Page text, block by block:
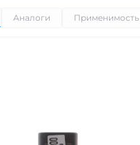
Аналоги Применимость